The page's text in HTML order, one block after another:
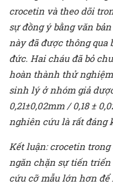
crocetin và theo dõi
sự đồng ý bằng văn bản
này đã được thông qua
đức. Hai cháu đã bỏ
hoàn thành thử nghiệm
sinh lý ở nhóm giả
0,21±0,02mm / 0,18 ±
nghiên cứu là rất đáng
Kết luận: crocetin trong
ngăn chặn sự tiến triển
cứu cỡ mẫu lớn hơn để